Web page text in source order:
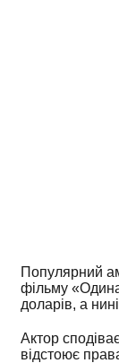
Популярний
фільму
доларів, а
Актор
відстоює